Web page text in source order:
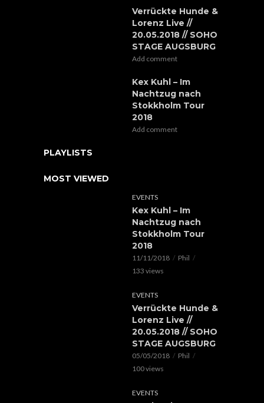
Verrückte Hunde &
Lorenz Live //
20.05.2018 // SOHO
STAGE AUGSBURG
Add comment
Kex Kuhl – Im
Nachtzug nach
Stokkholm Tour
2018
Add comment
PLAYLISTS
MOST VIEWED
EVENTS
Kex Kuhl – Im
Nachtzug nach
Stokkholm Tour
2018
11/11/2018
Phil
133 views
EVENTS
Verrückte Hunde &
Lorenz Live //
20.05.2018 // SOHO
STAGE AUGSBURG
05/05/2018
Phil
100 views
EVENTS